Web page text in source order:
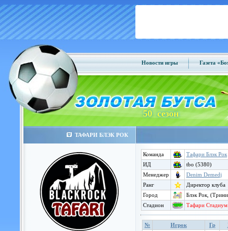
Новости игры Газета
50 сезон
ТАФАРИ БЛЭК РОК
Команда
Тафари Блэк Рок
ИД
tbo (5380)
Менеджер
Denim Demedj
Ранг
Директор клуба
Город
Блэк Рок,
Стадион
Тафари
№ Игрок Гр